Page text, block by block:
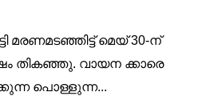
മരണമടഞ്ഞിട്ട് മെയ് 30-ന്
തികഞ്ഞു. വായന ക്കാരെ
പൊള്ളുന്ന...